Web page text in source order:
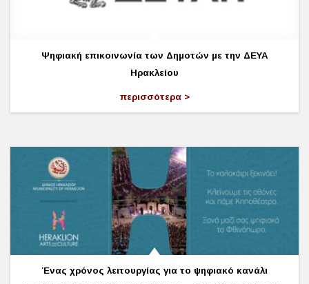
Ψηφιακή επικοινωνία των Δημοτών με την ΔΕΥΑ
Ηρακλείου
περισσότερα
Ένας χρόνος λειτουργίας για το ψηφιακό κανάλι